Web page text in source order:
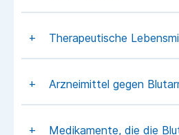
Therapeutische
Arzneimittel gegen
Medikamente, die die